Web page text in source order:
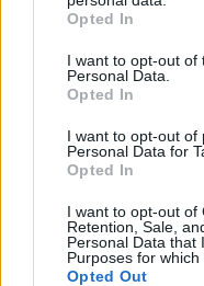
grant or deny consent
use your data for below
consent section.
Opted In
I want to opt-out of
Personal Data.
Opted In
I want to opt-out of
Personal Data for
Opted In
I want to opt-out of
Retention, Sale,
Personal Data that
Purposes for which
Opted Out
A Netflix
Wednesday
hat percét,
2025 június 1. 09:05